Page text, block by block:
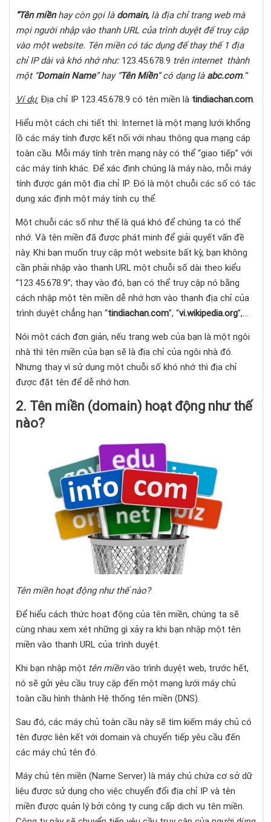
“Tên miềnhay còn gọi là domain, là địa chỉ trang web mà
mọi người nhập vào thanh URL của trình duyệt để truy cập
vào một website. Tên miền có tác dụng để thay thế 1 địa
chỉ IP dài và khó nhớ như: 123.45.678.9 trên internet thành
một “Domain Name” hay “Tên Miền” có dạng là abc.com.”
Ví dụ: Địa chỉ IP 123.45.678.9 có tên miền là tindiachan.com.
Hiểu một cách chi tiết thì: Internet là một mạng lưới khổng
lồ các máy tính được kết nối với nhau thông qua mạng cáp
toàn cầu. Mỗi máy tính trên mạng này có thể “giao tiếp” với
các máy tính khác. Để xác định chúng là máy nào, mỗi máy
tính được gán một địa chỉ IP. Đó là một chuỗi các số có tác
dụng xác định một máy tính cụ thể.
Một chuỗi các số như thế là quá khó để chúng ta có thể
nhớ. Và tên miền đã được phát minh để giải quyết vấn đề
này. Khi bạn muốn truy cập một website bất kỳ, bạn không
cần phải nhập vào thanh URL một chuỗi số dài theo kiểu
“123.45.678.9”; thay vào đó, bạn có thể truy cập nó bằng
cách nhập một tên miền dễ nhớ hơn vào thanh địa chỉ của
trình duyệt chẳng hạn “tindiachan.com”, “vi.wikipedia.org”,…
Nói một cách đơn giản, nếu trang web của bạn là một ngôi
nhà thì tên miền của bạn sẽ là địa chỉ của ngôi nhà đó.
Nhưng thay vì sử dụng một chuỗi số khó nhớ thì địa chỉ
được đặt tên để dễ nhớ hơn.
2. Tên miền (domain) hoạt động như thế
nào?
Tên miền hoạt động như thế nào?
Để hiểu cách thức hoạt động của tên miền, chúng ta sẽ
cùng nhau xem xét những gì xảy ra khi bạn nhập một tên
miền vào thanh URL của trình duyệt.
Khi bạn nhập một tên miềnvào trình duyệt web, trước hết,
nó sẽ gửi yêu cầu truy cập đến một mạng lưới máy chủ
toàn cầu hình thành Hệ thống tên miền (DNS).
Sau đó, các máy chủ toàn cầu này sẽ tìm kiếm máy chủ có
tên được liên kết với domain và chuyển tiếp yêu cầu đến
các máy chủ tên đó.
Máy chủ tên miền (Name Server) là máy chủ chứa cơ sở dữ
liệu được sử dụng cho việc chuyển đổi địa chỉ IP và tên
miền được quản lý bởi công ty cung cấp dịch vụ tên miền.